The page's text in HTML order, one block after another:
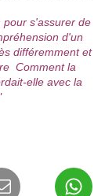
pour s'assurer de
d'un
différemment et
Comment la
elle avec la